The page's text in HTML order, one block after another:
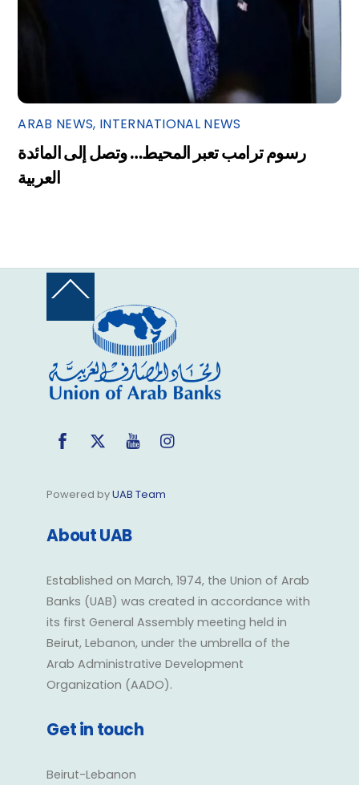
ARAB NEWS, INTERNATIONAL NEWS
رسوم ترامب تعبر المحيط… وتصل إلى المائدة
العربية
Back
Top
FacebookTwitter YouTube
Powered byUAB Team
About UAB
Established on March, 1974, the Union of Arab
Banks (UAB) was created in accordance with
its first General Assembly meeting held in
Beirut, Lebanon, under the umbrella of the
Arab Administrative Development
Organization (AADO).
Get in touch
Beirut-Lebanon